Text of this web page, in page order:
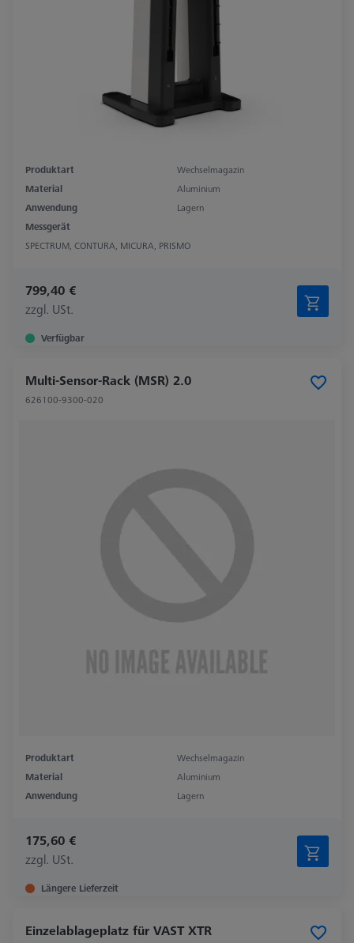
Produktart
Wechselmagazin
Material
Aluminium
Anwendung
Lagern
Messgerät
SPECTRUM, CONTURA, MICURA, PRISMO
799,40 €
zzgl. USt.
Verfügbar
Multi-Sensor-Rack (MSR) 2.0
626100-9300-020
Produktart
Wechselmagazin
Material
Aluminium
Anwendung
Lagern
175,60 €
zzgl. USt.
Längere Lieferzeit
Einzelablageplatz für VAST XTR